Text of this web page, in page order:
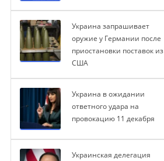
Украина запрашивает
оружие у Германии после
приостановки поставок из
США
Украина в ожидании
ответного удара на
провокацию 11 декабря
Украинская делегация